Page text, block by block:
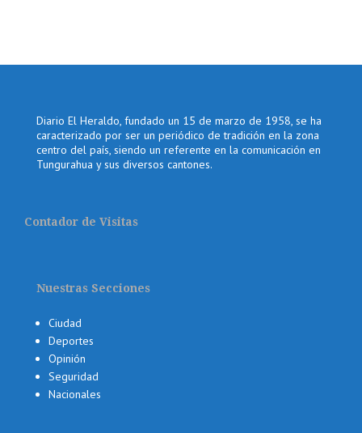
Diario El Heraldo, fundado un 15 de marzo de 1958, se ha
caracterizado por ser un periódico de tradición en la zona
centro del país, siendo un referente en la comunicación en
Tungurahua y sus diversos cantones.
Contador de Visitas
Nuestras Secciones
Ciudad
Deportes
Opinión
Seguridad
Nacionales